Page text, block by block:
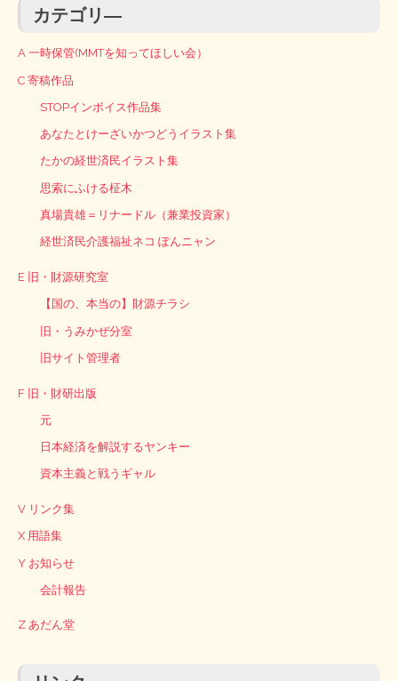
カテゴリ―
A 一時保管(MMTを知ってほしい会）
C 寄稿作品
STOPインボイス作品集
あなたとけーざいかつどうイラスト集
たかの経世済民イラスト集
思索にふける柾木
真場貴雄＝リナードル（兼業投資家）
経世済民介護福祉ネコ ぽんニャン
E 旧・財源研究室
【国の、本当の】財源チラシ
旧・うみかぜ分室
旧サイト管理者
F 旧・財研出版
元
日本経済を解説するヤンキー
資本主義と戦うギャル
V リンク集
X 用語集
Y お知らせ
会計報告
Z あだん堂